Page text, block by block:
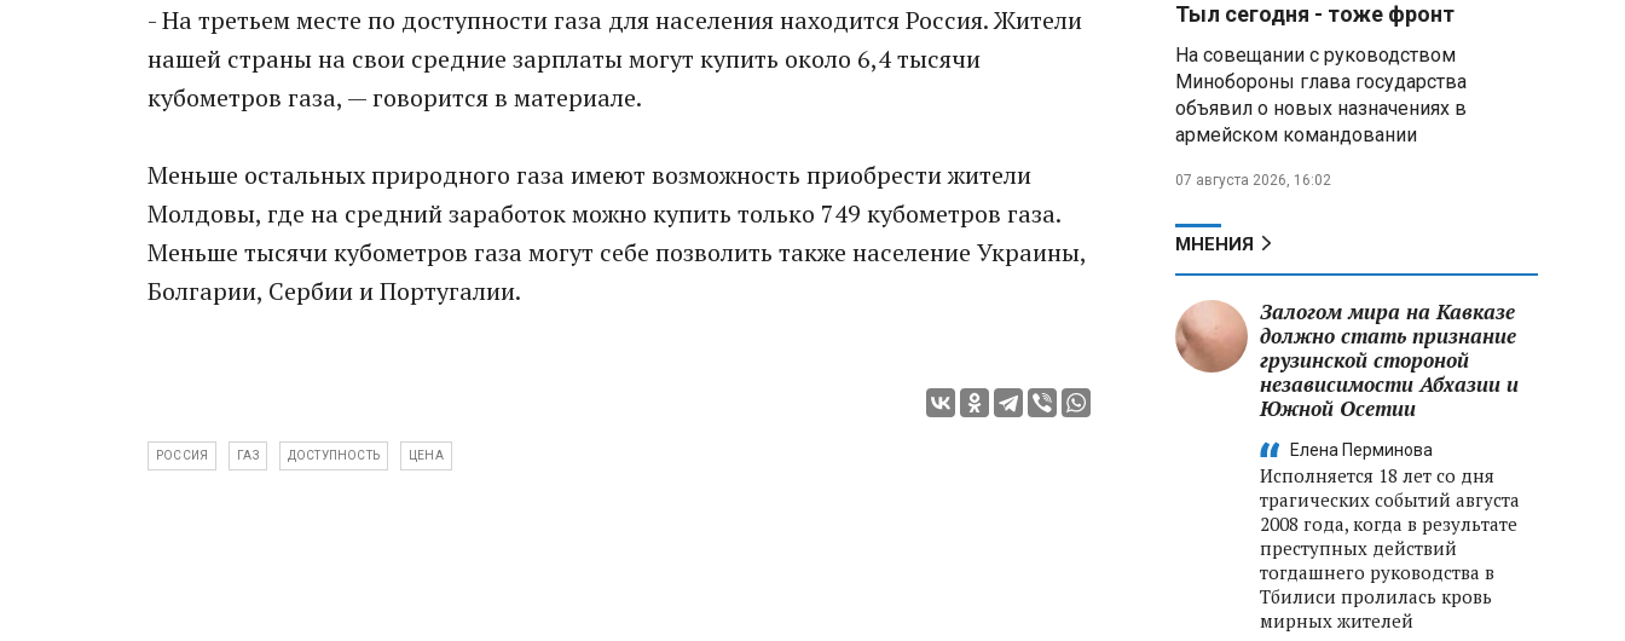
- На третьем месте по доступности газа для населения находится Россия. Жители
нашей страны на свои средние зарплаты могут купить около 6,4 тысячи
кубометров газа, — говорится в материале.
Меньше остальных природного газа имеют возможность приобрести жители
Молдовы, где на средний заработок можно купить только 749 кубометров газа.
Меньше тысячи кубометров газа могут себе позволить также население Украины,
Болгарии, Сербии и Португалии.
РОССИЯ ГАЗ ДОСТУПНОСТЬ ЦЕНА
Тыл сегодня - тоже фронт
На совещании с руководством
Минобороны глава государства
объявил о новых назначениях в
армейском командовании
07 августа 2026, 16:02
МНЕНИЯ
Залогом мира на Кавказе
должно стать признание
грузинской стороной
независимости Абхазии и
Южной Осетии
Елена Перминова
Исполняется 18 лет со дня
трагических событий августа
2008 года, когда в результате
преступных действий
тогдашнего руководства в
Тбилиси пролилась кровь
мирных жителей